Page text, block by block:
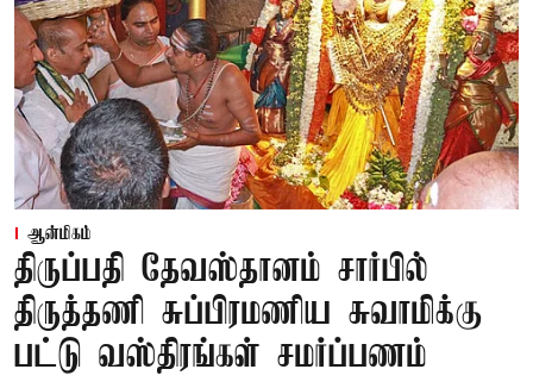
ஆன்மிகம்
திருப்பதி தேவஸ்தானம் சார்பில்
திருத்தணி சுப்பிரமணிய சுவாமிக்கு
பட்டு வஸ்திரங்கள் சமர்ப்பணம்